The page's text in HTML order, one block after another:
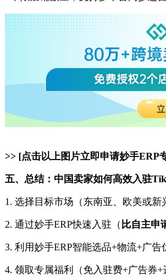
>> [点击以上图片立即申请妙手ERP
五、总结：中国卖家如何高效入驻
1. 选择目标市场（东南亚、欧美或新
2. 通过妙手ERP快速入驻（ 比自主申
3. 利用妙手ERP智能选品+物流+广
4. 领取专属福利（免入驻费+广告券+